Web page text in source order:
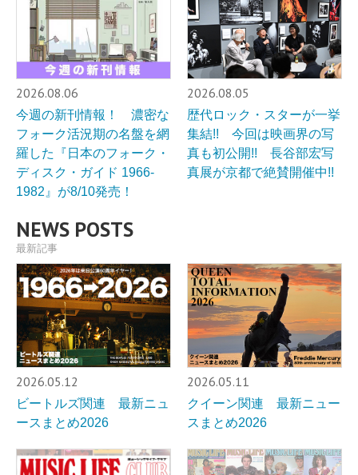
2026.08.06
今週の新刊情報！ 濃密な
フォーク活況期の名盤を網
羅した『日本のフォーク・
ディスク・ガイド 1966-
1982』が8/10発売！
2026.08.05
歴代ロック・スターが一挙
集結!! 今回は映画界の写
真も初公開!! 長谷部宏写
真展が京都で絶賛開催中!!
NEWS POSTS
最新記事
2026.05.12
ビートルズ関連 最新ニュ
ースまとめ2026
2026.05.11
クイーン関連 最新ニュー
スまとめ2026